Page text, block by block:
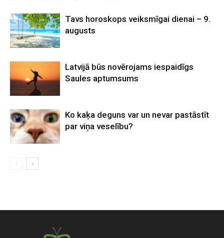
Tavs horoskops veiksmīgai dienai – 9.
augusts
Latvijā būs novērojams iespaidīgs
Saules aptumsums
Ko kaķa deguns var un nevar pastāstīt
par viņa veselību?